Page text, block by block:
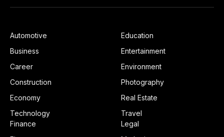
Automotive
Business
Career
Construction
Economy
Technology
Education
Entertainment
Environment
Photography
Real Estate
Travel
Finance
Legal